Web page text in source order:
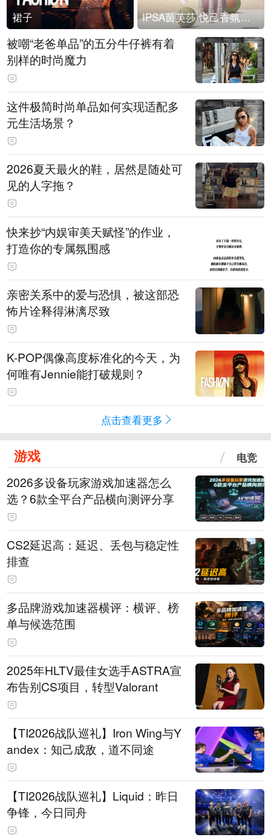
裙子 IPSA茵芙莎 悦己香氛凝露上市
被嘲“老爸单品”的五分牛仔裤有着
别样的时尚魔力
这件极简时尚单品如何实现适配多
元生活场景？
2026夏天最火的鞋，居然是随处可
见的人字拖？
快来抄“内娱审美天赋怪”的作业，
打造你的专属氛围感
亲密关系中的爱与恐惧，被这部恐
怖片诠释得淋漓尽致
K-POP偶像高度标准化的今天，为
何唯有Jennie能打破规则？
点击查看更多
游戏 电竞
2026多设备玩家游戏加速器怎么
选？6款全平台产品横向测评分享
CS2延迟高：延迟、丢包与稳定性
排查
多品牌游戏加速器横评：横评、榜
单与候选范围
2025年HLTV最佳女选手ASTRA宣
布告别CS项目，转型Valorant
【TI2026战队巡礼】Iron Wing与Y
andex：知己成敌，道不同途
【TI2026战队巡礼】Liquid：昨日
争锋，今日同舟